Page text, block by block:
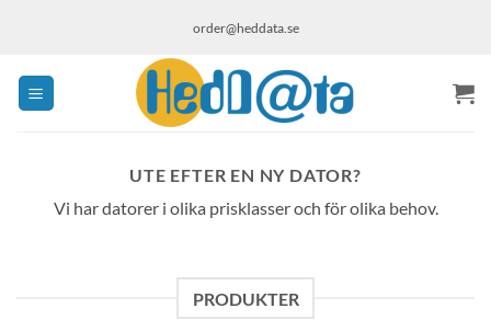
order@heddata.se
UTE EFTER EN NY DATOR?
Vi har datorer i olika prisklasser och för olika behov.
PRODUKTER